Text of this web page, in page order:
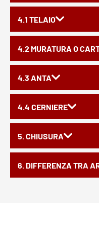
4.1 TELAIO
4.2 MURATURA O
4.3 ANTA
4.4 CERNIERE
5. CHIUSURA
6. DIFFERENZA TRA